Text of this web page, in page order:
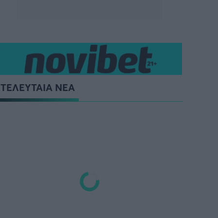
ΤΕΛΕΥΤΑΙΑ ΝΕΑ